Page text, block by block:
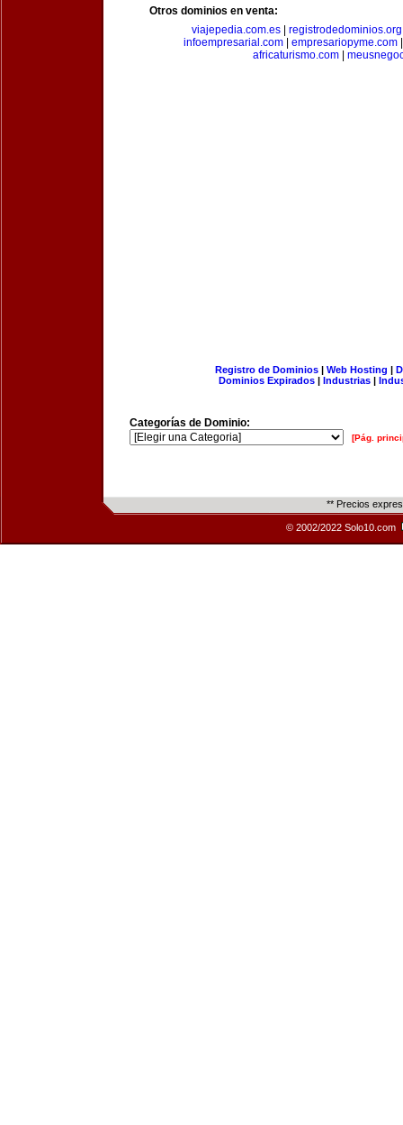
Otros dominios en venta:
viajepedia.com.es| registrodedominios.org
infoempresarial.com| empresariopyme.com
africaturismo.com|
Registro de Dominios| Web Hosting |
Dominios Expirados | Industrias |
Categorías de Dominio:
[Pág.
** Precios
© 2002/2022 Solo10.com